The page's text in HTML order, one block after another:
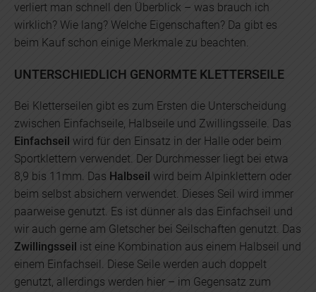
verliert man schnell den Überblick – was brauch ich
wirklich? Wie lang? Welche Eigenschaften? Da gibt es
beim Kauf schon einige Merkmale zu beachten.
UNTERSCHIEDLICH GENORMTE KLETTERSEILE
Bei Kletterseilen gibt es zum Ersten die Unterscheidung
zwischen Einfachseile, Halbseile und Zwillingsseile. Das
Einfachseil wird für den Einsatz in der Halle oder beim
Sportklettern verwendet. Der Durchmesser liegt bei etwa
8,9 bis 11mm. Das Halbseil wird beim Alpinklettern oder
beim selbst absichern verwendet. Dieses Seil wird immer
paarweise genutzt. Es ist dünner als das Einfachseil und
wir auch gerne am Gletscher bei Seilschaften genutzt. Das
Zwillingsseil ist eine Kombination aus einem Halbseil und
einem Einfachseil. Diese Seile werden auch doppelt
genutzt, allerdings werden hier – im Gegensatz zum